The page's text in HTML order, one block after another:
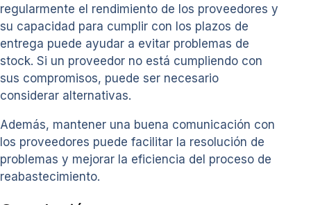
regularmente el rendimiento de los proveedores y
su capacidad para cumplir con los plazos de
entrega puede ayudar a evitar problemas de
stock. Si un proveedor no está cumpliendo con
sus compromisos, puede ser necesario
considerar alternativas.
Además, mantener una buena comunicación con
los proveedores puede facilitar la resolución de
problemas y mejorar la eficiencia del proceso de
reabastecimiento.